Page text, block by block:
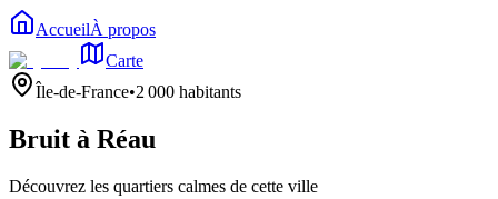
AccueilÀ propos
Carte
Île-de-France•2 000 habitants
Bruit à Réau
Découvrez les quartiers calmes de cette ville